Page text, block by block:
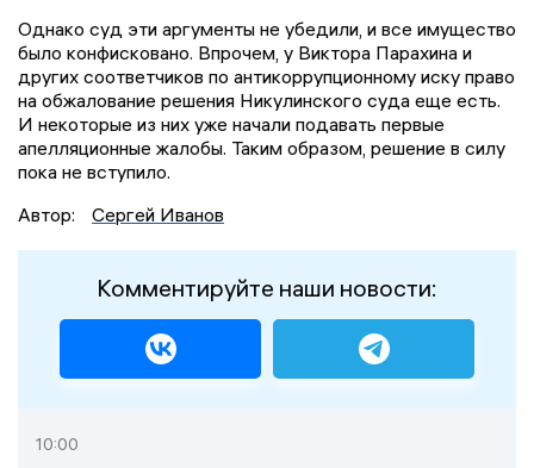
Однако суд эти аргументы не убедили, и все имущество
было конфисковано. Впрочем, у Виктора Парахина и
других соответчиков по антикоррупционному иску право
на обжалование решения Никулинского суда еще есть.
И некоторые из них уже начали подавать первые
апелляционные жалобы. Таким образом, решение в силу
пока не вступило.
Автор:
Сергей Иванов
Комментируйте наши новости:
10:00